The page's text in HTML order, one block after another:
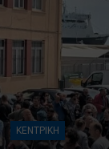
ΚΕΝΤΡΙΚΗ